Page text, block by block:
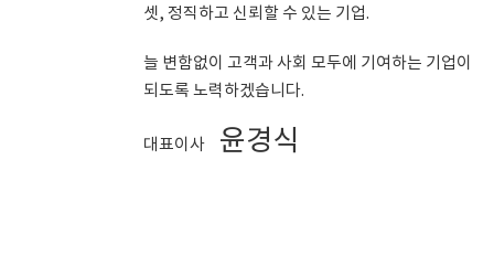
셋, 정직하고 신뢰할 수 있는 기업.
늘 변함없이 고객과 사회 모두에 기여하는 기업이
되도록 노력하겠습니다.
대표이사 윤경식